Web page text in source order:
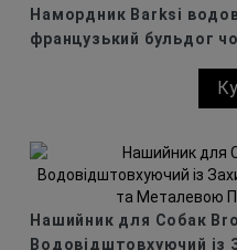
Намордник Barksi
французький бульдог
Нашийник для Собак
Водовідштовхуючий із